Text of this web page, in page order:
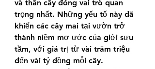
và thân cây đóng vai trò quan
trọng nhất. Những yếu tố này đã
khiến các cây mai tại vườn trở
thành niềm mơ ước của giới sưu
tầm, với giá trị từ vài trăm triệu
đến vài tỷ đồng mỗi cây.